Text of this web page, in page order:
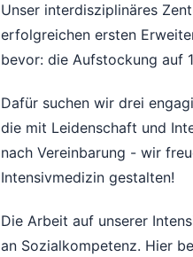
Unser interdisziplinäres
erfolgreichen ersten
bevor: die Aufstockung auf
Dafür suchen wir drei
die mit Leidenschaft und
nach Vereinbarung - wir
Intensivmedizin gestalten!
Die Arbeit auf unserer
an Sozialkompetenz. Hier